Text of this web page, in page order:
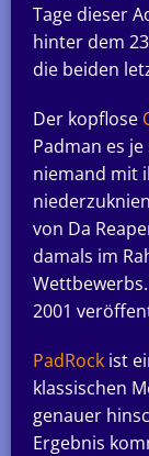
Tage dieser
hinter dem
die beiden
Der kopflose
Padman es
niemand mit
von Da
damals im
2001
PadRock ist
klassischen
genauer
Ergebnis